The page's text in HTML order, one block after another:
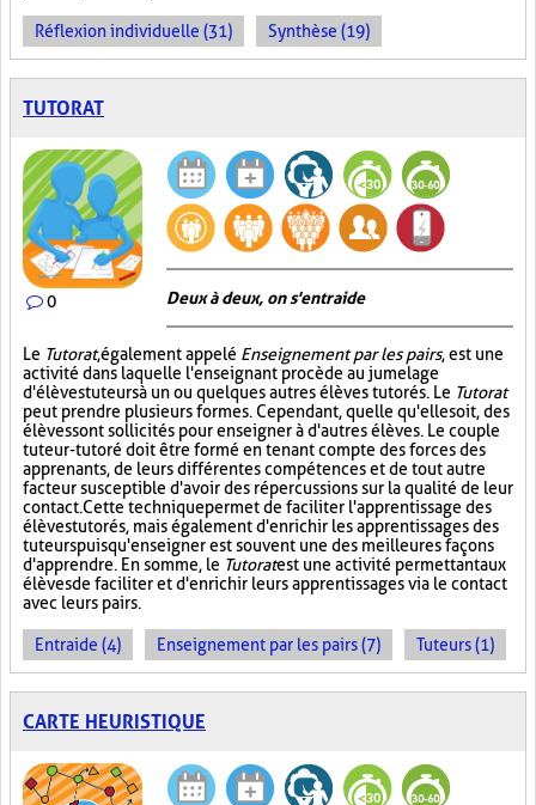
Réflexion individuelle (31) Synthèse (19)
TUTORAT
0 Deux à deux, on s'entraide
Le Tutorat, également appelé Enseignement par les pairs, est une
activité dans laquelle l'enseignant procède au jumelage
d'élèves tuteurs à un ou quelques autres élèves tutorés. Le Tutorat
peut prendre plusieurs formes. Cependant, quelle qu'elle soit, des
élèves sont sollicités pour enseigner à d'autres élèves. Le couple
tuteur-tutoré doit être formé en tenant compte des forces des
apprenants, de leurs différentes compétences et de tout autre
facteur susceptible d'avoir des répercussions sur la qualité de leur
contact. Cette technique permet de faciliter l'apprentissage des
élèves tutorés, mais également d'enrichir les apprentissages des
tuteurs puisqu'enseigner est souvent une des meilleures façons
d'apprendre. En somme, le Tutoratest une activité permettant aux
élèves de faciliter et d'enrichir leurs apprentissages via le contact
avec leurs pairs.
Entraide (4) Enseignement par les pairs (7) Tuteurs (1)
CARTE HEURISTIQUE